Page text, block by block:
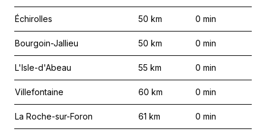
Échirolles 50 km 0 min
Bourgoin-Jallieu 50 km 0 min
L'Isle-d'Abeau 55 km 0 min
Villefontaine 60 km 0 min
La Roche-sur-Foron 61 km 0 min